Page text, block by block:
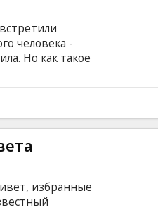
человека -
Но как такое
избранные